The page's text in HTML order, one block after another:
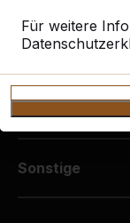
Für weitere
Kundenservice
Sonstige